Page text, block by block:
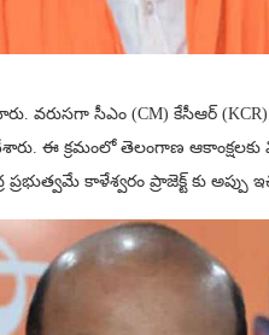
వరుసగా సీఎం (CM) కేసీఆర్
ఈ క్రమంలో తెలంగాణ
కాళేశ్వరం ప్రాజెక్ట్ కు అప్పు